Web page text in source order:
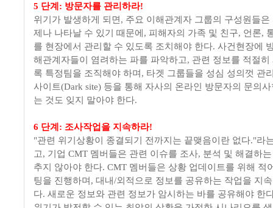
5 단계: 방문자를 관리하라!
위기가 발생하게 되면, 주요 이해관계자 그룹의 구성원들은
제나 나타날 수 있기 때문에, 피해자의 가족 및 친구, 언론,
를 현장에서 관리할 수 있도록 조치해야 한다. 사건현장에
해관계자들이 염려하는 파를 파악하고, 관련 정보를 적절히
록 특정팀을 조직해야 하며, 타겟 그룹들을 성심 성의껏 관
사이트(Dark site) 등을 통해 자사의 온라인 방문자의 문의
는 것도 잊지 말아야 한다.
6 단계: 조사작업을 지속하라!
"관련 위기상황이 종결되기 전까지는 끝맺음이란 없다."라
고, 기업 CMT 멤버들은 관련 이슈를 조사, 분석 및 해결하
추지 않아야 한다. CMT 멤버들은 상황 업데이트를 위해 적
팅을 진행하며, 대내/외적으로 정보를 공유하는 작업을 지
다. 새로운 정보와 관련 정보가 암시하는 바를 공유해야 한